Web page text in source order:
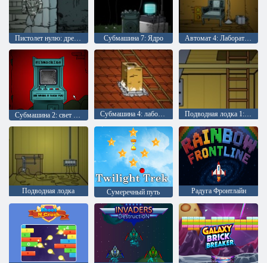
Пистолет нулю: древние приключение Субмашина 7: Ядро Автомат 4: Лаборатория
Субмашина 4: лаборатория Подводная лодка 1: Подвал
Подводная лодка Сумеречный путь Радуга Фронтлайн